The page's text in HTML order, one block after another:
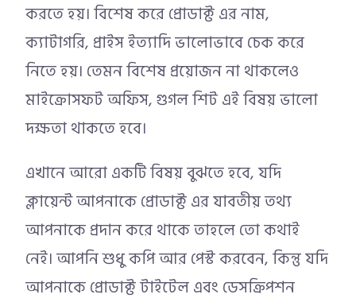
করতে হয়। বিশেষ করে প্রোডাক্ট এর নাম,
ক্যাটাগরি, প্রাইস ইত্যাদি ভালোভাবে চেক করে
নিতে হয়। তেমন বিশেষ প্রয়োজন না থাকলেও
মাইক্রোসফট অফিস, গুগল শিট এই বিষয় ভালো
দক্ষতা থাকতে হবে।
এখানে আরো একটি বিষয় বুঝতে হবে, যদি
ক্লায়েন্ট আপনাকে প্রোডাক্ট এর যাবতীয় তথ্য
আপনাকে প্রদান করে থাকে তাহলে তো কথাই
নেই। আপনি শুধু কপি আর পেস্ট করবেন, কিন্তু যদি
আপনাকে প্রোডাক্ট টাইটেল এবং ডেসক্রিপশন